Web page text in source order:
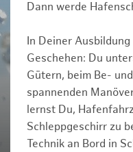
Dann werde
In Deiner
Geschehen: Du
Gütern, beim Be-
spannenden
lernst Du,
Schleppgeschirr zu
Technik an Bord in